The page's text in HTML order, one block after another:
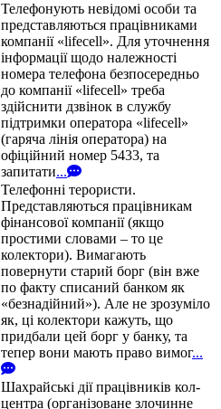
Телефонують невідомі особи та
представляються працівниками
компанії «lifecell». Для уточнення
інформації щодо належності
номера телефона безпосередньо
до компанії «lifecell» треба
здійснити дзвінок в службу
підтримки оператора «lifecell»
(гаряча лінія оператора) на
офіційний номер 5433, та
запитати...
Телефонні терористи.
Представляються працівникам
фінансової компанії (якщо
простими словами – то це
колектори). Вимагають
повернути старий борг (він вже
по факту списаний банком як
«безнадійний»). Але не зрозуміло
як, ці колектори кажуть, що
придбали цей борг у банку, та
тепер вони мають право вимог...
Шахрайські дії працівників кол-
центра (організоване злочинне